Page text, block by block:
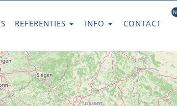
REFERENTIES INFO CONTACT